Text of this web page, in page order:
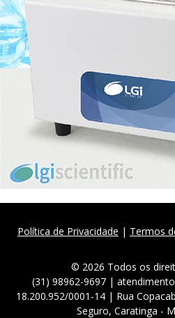
Política de Privacidade | Termos
© 2026 Todos os
(31) 98962-9697 |
18.200.952/0001-14 | Rua
Seguro, Caratinga -